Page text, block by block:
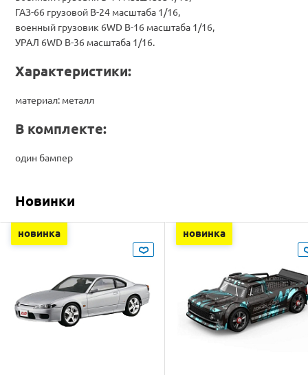
ГАЗ-66 грузовой B-24 масштаба 1/16,
военный грузовик 6WD B-16 масштаба 1/16,
УРАЛ 6WD B-36 масштаба 1/16.
Характеристики:
материал: металл
В комплекте:
один бампер
Новинки
новинка новинка